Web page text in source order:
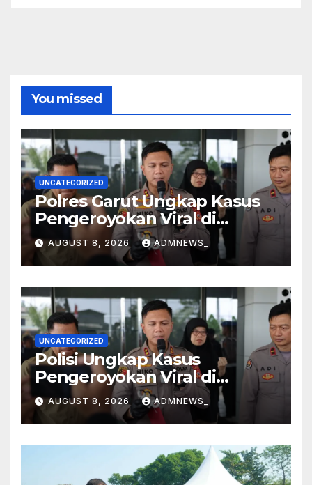
You missed
UNCATEGORIZED
Polres Garut Ungkap Kasus
Pengeroyokan Viral di
Tarogong Kaler, Berawal dari
Knalpot Brong
AUGUST 8, 2026 ADMNEWS_
UNCATEGORIZED
Polisi Ungkap Kasus
Pengeroyokan Viral di
Tarogong Kaler, Berawal dari
Knalpot Brong
AUGUST 8, 2026 ADMNEWS_